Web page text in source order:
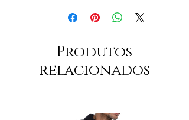
Produtos
relacionados